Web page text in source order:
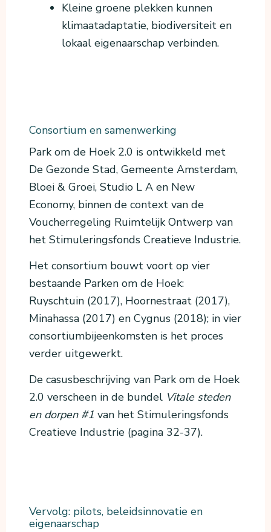
Kleine groene plekken kunnen
klimaatadaptatie, biodiversiteit en
lokaal eigenaarschap verbinden.
Consortium en samenwerking
Park om de Hoek 2.0 is ontwikkeld met
De Gezonde Stad, Gemeente Amsterdam,
Bloei & Groei, Studio L A en New
Economy, binnen de context van de
Voucherregeling Ruimtelijk Ontwerp van
het Stimuleringsfonds Creatieve Industrie.
Het consortium bouwt voort op vier
bestaande Parken om de Hoek:
Ruyschtuin (2017), Hoornestraat (2017),
Minahassa (2017) en Cygnus (2018); in vier
consortiumbijeenkomsten is het proces
verder uitgewerkt.
De casusbeschrijving van Park om de Hoek
2.0 verscheen in de bundel Vitale steden
en dorpen #1 van het Stimuleringsfonds
Creatieve Industrie (pagina 32-37).
Vervolg: pilots, beleidsinnovatie en
eigenaarschap